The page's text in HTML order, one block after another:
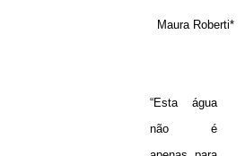
Maura Roberti*
“Esta água
não é